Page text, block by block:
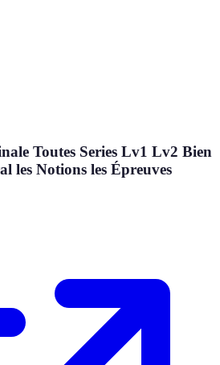
Toutes Series Lv1 Lv2 Bien
les Notions les Épreuves